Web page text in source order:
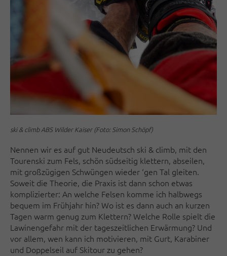
ski & climb ABS Wilder Kaiser (Foto: Simon Schöpf)
Nennen wir es auf gut Neudeutsch ski & climb, mit den
Tourenski zum Fels, schön südseitig klettern, abseilen,
mit großzügigen Schwüngen wieder ‘gen Tal gleiten.
Soweit die Theorie, die Praxis ist dann schon etwas
komplizierter: An welche Felsen komme ich halbwegs
bequem im Frühjahr hin? Wo ist es dann auch an kurzen
Tagen warm genug zum Klettern? Welche Rolle spielt die
Lawinengefahr mit der tageszeitlichen Erwärmung? Und
vor allem, wen kann ich motivieren, mit Gurt, Karabiner
und Doppelseil auf Skitour zu gehen?